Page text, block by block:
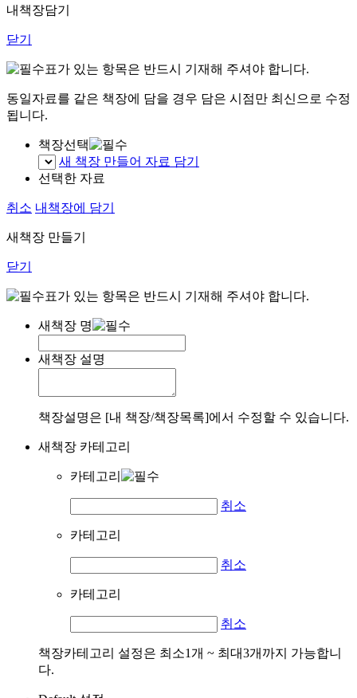
내책장담기
닫기
표가 있는 항목은 반드시 기재해 주셔야 합니다.
동일자료를 같은 책장에 담을 경우 담은 시점만 최신으로 수정
됩니다.
책장선택
새 책장 만들어 자료 담기
선택한 자료
취소 내책장에 담기
새책장 만들기
닫기
표가 있는 항목은 반드시 기재해 주셔야 합니다.
새책장 명
새책장 설명
책장설명은 [내 책장/책장목록]에서 수정할 수 있습니다.
새책장 카테고리
카테고리
취소
카테고리
취소
카테고리
취소
책장카테고리 설정은 최소1개 ~ 최대3개까지 가능합니
다.